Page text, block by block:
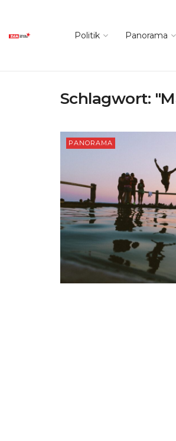
Politik Panorama
Schlagwort:
PANORAMA